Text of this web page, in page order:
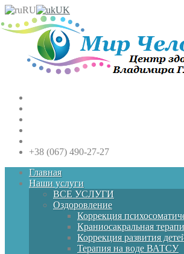
RU UK
+38 (067) 490-27-27
Главная
Наши услуги
ВСЕ УСЛУГИ
Оздоровление
Коррекция
Краниосакральная
Коррекция развития
Терапия на воде ВАТСУ